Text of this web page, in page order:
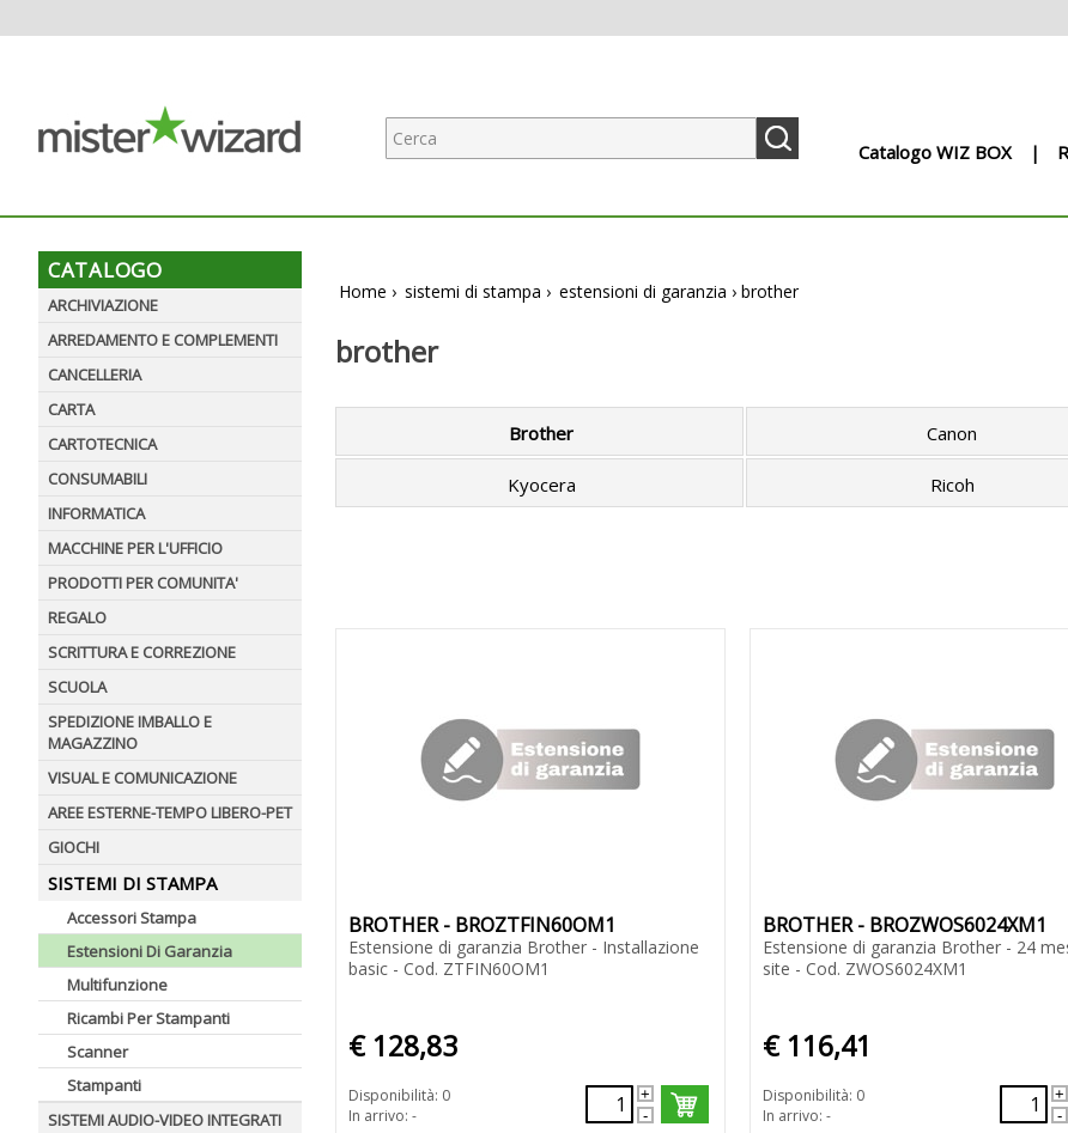
Catalogo WIZ BOX
CATALOGO
ARCHIVIAZIONE
ARREDAMENTO E COMPLEMENTI
CANCELLERIA
CARTA
CARTOTECNICA
CONSUMABILI
INFORMATICA
MACCHINE PER L'UFFICIO
PRODOTTI PER COMUNITA'
REGALO
SCRITTURA E CORREZIONE
SCUOLA
SPEDIZIONE IMBALLO E
MAGAZZINO
VISUAL E COMUNICAZIONE
AREE ESTERNE-TEMPO LIBERO-PET
GIOCHI
SISTEMI DI STAMPA
Accessori Stampa
Estensioni Di Garanzia
Multifunzione
Ricambi Per Stampanti
Scanner
Stampanti
SISTEMI AUDIO-VIDEO INTEGRATI
Home › sistemi di stampa › estensioni di garanzia › brother
brother
Brother Canon
Kyocera Ricoh
BROTHER - BROZTFIN60OM1
Estensione di garanzia Brother - Installazione
basic - Cod. ZTFIN60OM1
€ 128,83
Disponibilità: 0
In arrivo: -
BROTHER - BROZWOS6024XM1
Estensione di garanzia Brother - 24
site - Cod. ZWOS6024XM1
€ 116,41
Disponibilità: 0
In arrivo: -